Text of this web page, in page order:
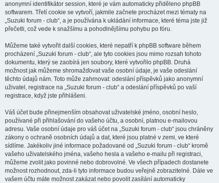
anonymní identifikátor session, které je vám automaticky přiděleno phpBB
softwarem. Třetí cookie se vytvoří, jakmile začnete procházet mezi tématy na
„Suzuki forum - club“, a je používána k ukládání informace, které téma jste již
přečetli, což vede k snažšímu a pohodlnějšímu pohybu po fóru.
Můžeme také vytvořit další cookies, které nepatří k phpBB software během
procházení „Suzuki forum - club“, ale tyto cookies jsou mimo rozsah tohoto
dokumentu, který se zaobírá jen soubory, které vytvořilo phpBB. Druhá
možnost jak můžeme shromažďovat vaše osobní údaje, je vaše odeslání
těchto údajů nám. Toto může zahrnovat: odeslání příspěvků jako anonymní
uživatel, registrace na „Suzuki forum - club“ a odeslání příspěvků po vaší
registrace, když jste přihlášeni.
Váš účet bude přinejmenším obsahovat uživatelské jméno, osobní heslo,
používané při přihlašování do vašeho účtu, a osobní, platnou e-mailovou
adresu. Vaše osobní údaje pro váš účet na „Suzuki forum - club“ jsou chráněny
zákony o ochraně osobních údajů a dat, které jsou platné v zemi, ve které
sídlíme. Jakékoliv jiné informace požadované od „Suzuki forum - club“ kromě
vašeho uživatelského jména, vašeho hesla a vašeho e-mailu při registraci,
můžeme zvolit jako povinné nebo dobrovolné. Ve všech případech dostanete
možnost rozhodnout, zda-li tyto informace budou veřejně zobrazitelné. Dále ve
vašem účtu máte možnost zakázat nebo povolit zasílání automaticky